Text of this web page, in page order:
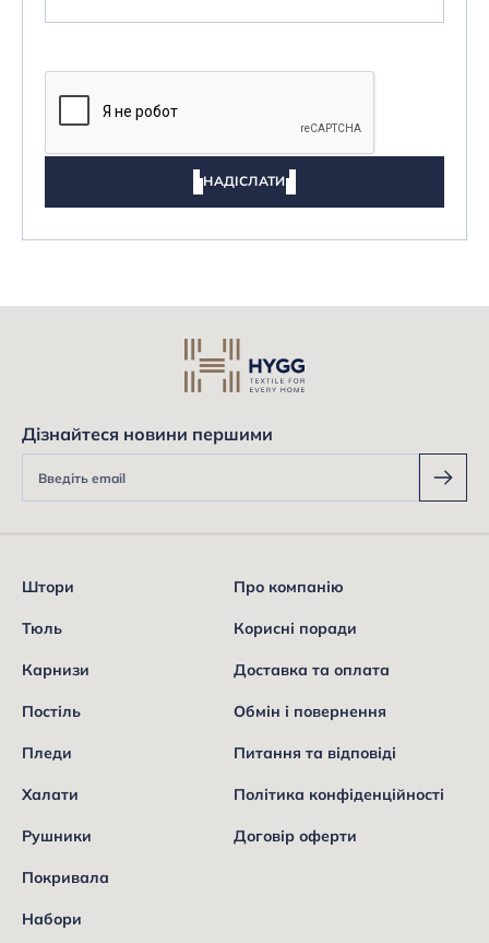
НАДІСЛАТИ
Дізнайтеся новини першими
Штори
Тюль
Карнизи
Постіль
Пледи
Халати
Рушники
Покривала
Набори
Про компанію
Корисні поради
Доставка та оплата
Обмін і повернення
Питання та відповіді
Політика конфіденційності
Договір оферти